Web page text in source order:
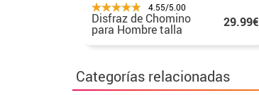
4.55/5.00
Disfraz de Chomino
para Hombre talla
Universal M-L
29.99€
Categorías relacionadas